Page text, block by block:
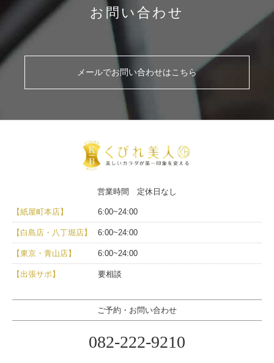
お問い合わせ
メールでお問い合わせはこちら
営業時間 定休日なし
【紙屋町本店】 6:00~24:00
【白島店・八丁堀店】 6:00~24:00
【東京・青山店】 6:00~24:00
【出張サポ】 要相談
ご予約・お問い合わせ
082-222-9210